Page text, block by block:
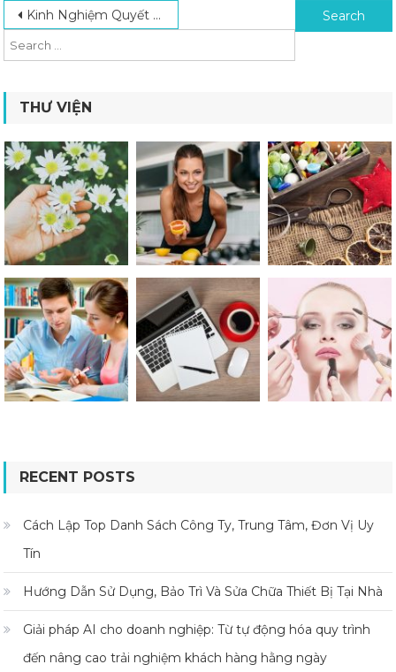
Post navigation
Kinh Nghiệm Quyết Toán Thuế Đúng Quy Định Dành Cho Doanh Nghiệp Mới Search for:
THƯ VIỆN
RECENT POSTS
Cách Lập Top Danh Sách Công Ty, Trung Tâm, Đơn Vị Uy
Tín
Hướng Dẫn Sử Dụng, Bảo Trì Và Sửa Chữa Thiết Bị Tại Nhà
Giải pháp AI cho doanh nghiệp: Từ tự động hóa quy trình
đến nâng cao trải nghiệm khách hàng hằng ngày